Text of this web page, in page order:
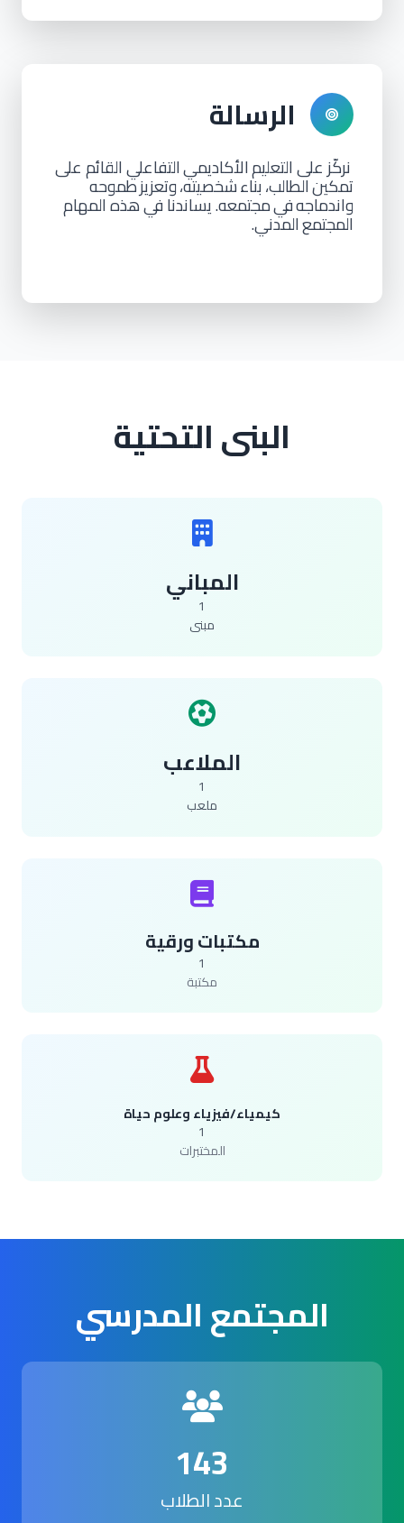
الرسالة
نركّز على التعليمالأكاديمي التفاعلي القائم على
تمكينالطالب،بناءشخصيته،وتعزيزطموحه
واندماجهفي مجتمعه. يساندنا في هذه المهام
المجتمعالمدني.
البنى التحتية
المباني
مبنى
الملاعب
ملعب
مكتبات ورقية
مكتبة
كيمياء/فيزياء وعلوم حياة
المختبرات
المجتمع المدرسي
143
عدد الطلاب